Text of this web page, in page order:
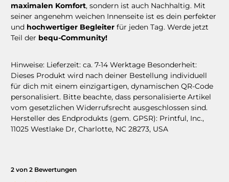
maximalen Komfort, sondern ist auch Nachhaltig. Mit
seiner angenehm weichen Innenseite ist es dein perfekter
und hochwertiger Begleiter für jeden Tag. Werde jetzt
Teil der bequ-Community!
Hinweise: Lieferzeit: ca. 7-14 Werktage Besonderheit:
Dieses Produkt wird nach deiner Bestellung individuell
für dich mit einem einzigartigen, dynamischen QR-Code
personalisiert. Bitte beachte, dass personalisierte Artikel
vom gesetzlichen Widerrufsrecht ausgeschlossen sind.
Hersteller des Endprodukts (gem. GPSR): Printful, Inc.,
11025 Westlake Dr, Charlotte, NC 28273, USA
2 von 2 Bewertungen